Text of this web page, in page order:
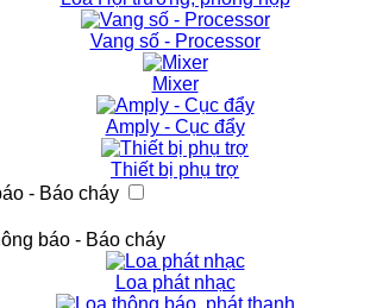
Vang số - Processor
Mixer
Amply - Cục đẩy
Thiết bị phụ trợ
- Báo cháy
báo - Báo cháy
Loa phát nhạc